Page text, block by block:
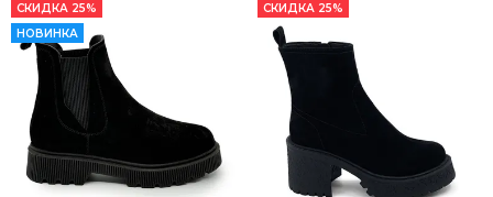
СКИДКА 25%
НОВИНКА
СКИДКА 25%